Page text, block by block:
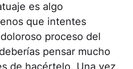
es algo
que intentes
proceso del
pensar mucho
de hacértelo. Una vez